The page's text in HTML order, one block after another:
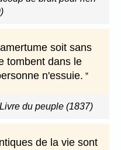
soit sans
tombent dans le
n'essuie.
du peuple (1837)
de la vie sont